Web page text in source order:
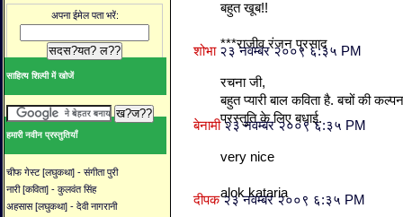
अपना ईमेल पता भरें:
साहित्य शिल्पी में खोजें
हमारी नवीन प्रस्तुतियाँ
चीफ गेस्ट [लघुकथा] - संगीता पुरी
नारी [कविता] - कुलवंत सिंह
अहसास [लघुकथा] - देवी नागरानी
बहुत खूब!!
***राजीव रंजन प्रसाद
शोभा २३ नवम्बर २००९ ६:३५ PM
रचना जी,
बहुत प्यारी बाल कविता है. बचों की
प्रस्तुति के लिए बधाई.
बेनामी२३ नवम्बर २००९ ६:३५ PM
very nice
alok kataria
दीपक २३ नवम्बर २००९ ६:३५ PM